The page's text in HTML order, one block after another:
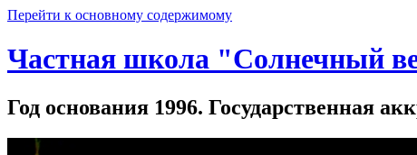
Перейти к основному содержимому
Частная школа "Солнечный
Год основания 1996. Государственная